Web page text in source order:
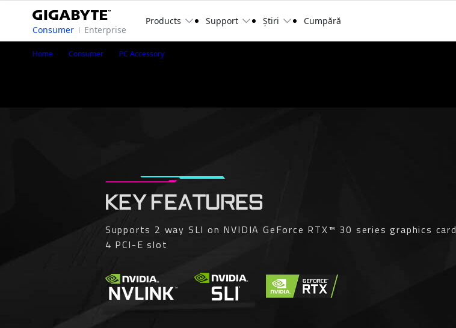
Consumer Enterprise
Products Support Ştiri Cumpără
Home Consumer PC Accessory
KEY FEATURES
Supports 2 way SLI on NVIDIA GeForce RTX™ 30 series graphics card
4 PCI-E slot